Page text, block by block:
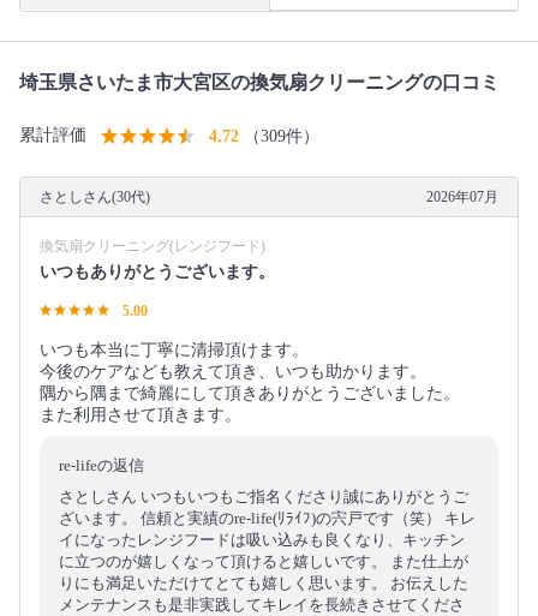
埼玉県さいたま市大宮区の換気扇クリーニングの口コミ
累計評価 4.72 （309件）
さとしさん(30代) 2026年07月
換気扇クリーニング(レンジフード)
いつもありがとうございます。
5.00
いつも本当に丁寧に清掃頂けます。
今後のケアなども教えて頂き、いつも助かります。
隅から隅まで綺麗にして頂きありがとうございました。
また利用させて頂きます。
re-lifeの返信
さとしさん いつもいつもご指名くださり誠にありがとうご
ざいます。 信頼と実績のre-life(ﾘﾗｲﾌ)の宍戸です（笑） キレ
イになったレンジフードは吸い込みも良くなり、キッチン
に立つのが嬉しくなって頂けると嬉しいです。 また仕上が
りにも満足いただけてとても嬉しく思います。 お伝えした
メンテナンスも是非実践してキレイを長続きさせてくださ